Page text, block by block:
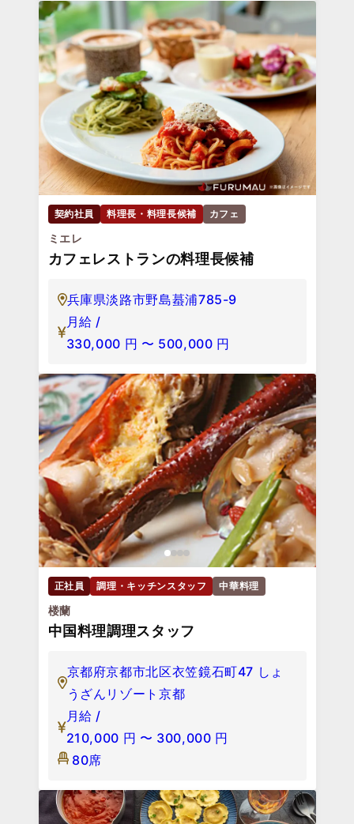
契約社員 料理長・料理長候補 カフェ
ミエレ
カフェレストランの料理長候補
兵庫県淡路市野島蟇浦785-9
月給 /
330,000 円 〜 500,000 円
正社員 調理・キッチンスタッフ 中華料理
楼蘭
中国料理調理スタッフ
京都府京都市北区衣笠鏡石町47 しょ
うざんリゾート京都
月給 /
210,000 円 〜 300,000 円
80席